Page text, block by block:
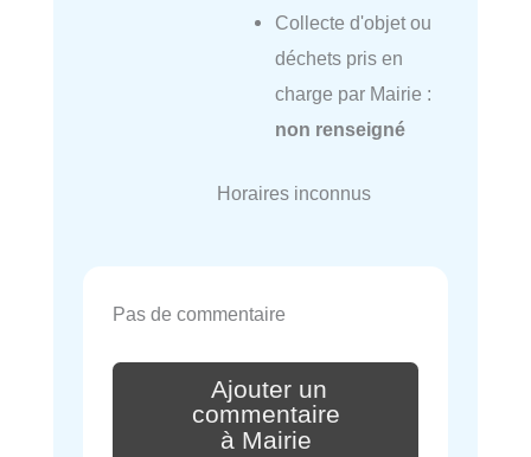
Collecte d'objet ou
déchets pris en
charge par Mairie :
non renseigné
Horaires inconnus
Pas de commentaire
Ajouter un
commentaire
à Mairie